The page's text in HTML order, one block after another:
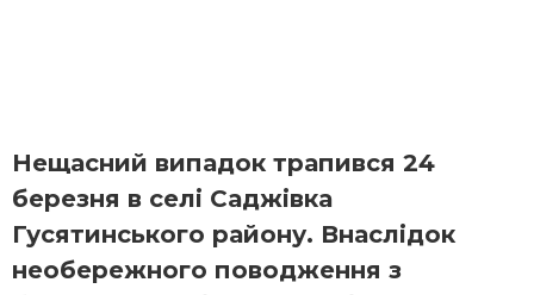
Нещасний випадок трапився 24
березня в селі Саджівка
Гусятинського району. Внаслідок
необережного поводження з